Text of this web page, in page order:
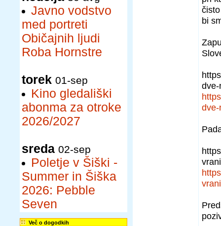
Javno vodstvo
med portreti
Običajnih ljudi
Roba Hornstre
torek 01-sep
Kino gledališki
abonma za otroke
2026/2027
sreda 02-sep
Poletje v Šiški -
Summer in Šiška
2026: Pebble
Seven
Več o dogodkih
bi